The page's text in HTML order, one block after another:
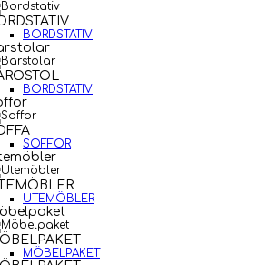
BORDSTATIV
BORDSTATIV
SOFFOR
UTEMÖBLER
MÖBELPAKET